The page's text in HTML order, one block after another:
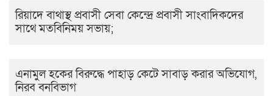
রিয়াদে বাথাস্থ প্রবাসী সেবা কেন্দ্রে প্রবাসী সাংবাদিকদের
সাথে মতবিনিময় সভায়;
এনামুল হকের বিরুদ্ধে পাহাড় কেটে সাবাড় করার অভিযোগ,
নিরব বনবিভাগ